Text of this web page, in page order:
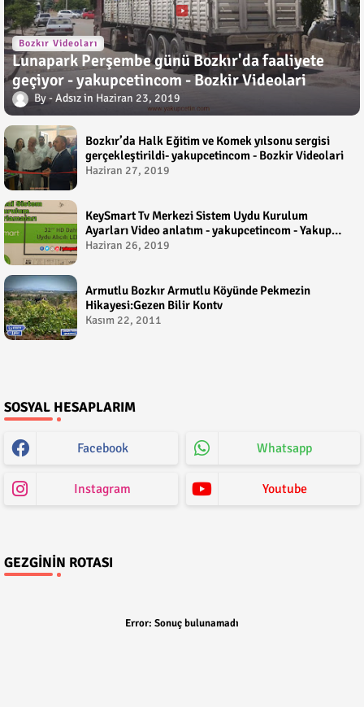
Bozkır Videoları
Lunapark Perşembe günü Bozkır'da faaliyete
geçiyor - yakupcetincom - Bozkir Videolari
Adsız Haziran 23, 2019
Bozkır’da Halk Eğitim ve Komek yılsonu sergisi
gerçekleştirildi- yakupcetincom - Bozkir Videolari
Haziran 27, 2019
KeySmart Tv Merkezi Sistem Uydu Kurulum
Ayarları Video anlatım - yakupcetincom - Yakup
Çetin
Haziran 26, 2019
Armutlu Bozkır Armutlu Köyünde Pekmezin
Hikayesi:Gezen Bilir Kontv
Kasım 22, 2011
SOSYAL HESAPLARIM
Facebook Whatsapp
Instagram Youtube
GEZGININ ROTASI
Error: Sonuç bulunamadı